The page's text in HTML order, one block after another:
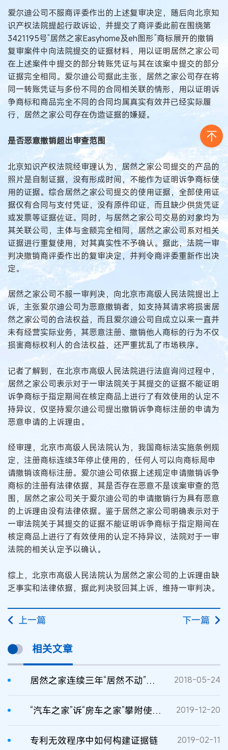
爱尔迪公司不服商评委作出的上述复审决定，随后向北京知
识产权法院提起行政诉讼，并提交了商评委此前在围绕第
3421195号“居然之家Easyhome及eh图形”商标展开的撤销
复审案件中向法院提交的证据材料，用以证明居然之家公司
在上述案件中提交的部分转账凭证与其在该案中提交的部分
证据完全相同。爱尔迪公司据此主张，居然之家公司存在将
同一转账凭证与多份不同的合同相关联的情形，用以证明诉
争商标和商品完全不同的合同均属真实有效并已经实际履
行，居然之家公司存在伪造证据的嫌疑。
是否恶意撤销超出审查范围
北京知识产权法院经审理认为，居然之家公司提交的产品的
照片是自制证据，没有形成时间，不能作为证明诉争商标使
用的证据。综合居然之家公司提交的使用证据，全部使用证
据仅有合同与支付凭证，没有原件印证，而且缺少供货凭证
或发票等证据佐证。同时，与居然之家公司交易的对象均为
其关联公司，主体与金额完全相同，居然之家公司系对相关
证据进行重复使用，对其真实性不予确认。据此，法院一审
判决撤销商评委作出的复审决定，并判令商评委重新作出决
定。
居然之家公司不服一审判决，向北京市高级人民法院提出上
诉，主张爱尔迪公司为恶意撤销者，如支持其请求将损害居
然之家公司的合法权益，而且爱尔迪公司自成立以来一直并
未有经营实际业务，其恶意注册、撤销他人商标的行为不仅
损害商标权利人的合法权益，还严重扰乱了市场秩序。
记者了解到，在北京市高级人民法院进行法庭询问过程中，
居然之家公司表示对于一审法院关于其提交的证据不能证明
诉争商标于指定期间在核定商品上进行了有效使用的认定不
持异议，仅坚持爱尔迪公司提出撤销诉争商标注册的申请为
恶意申请的上诉理由。
经审理，北京市高级人民法院认为，我国商标法实施条例规
定，注册商标连续3年停止使用的，任何人可以向商标局申
请撤销该商标注册。爱尔迪公司依据上述规定申请撤销诉争
商标的注册有法律依据，其是否存在恶意不是该案审查的范
围，居然之家公司关于爱尔迪公司的申请撤销行为具有恶意
的上诉理由没有法律依据。鉴于居然之家公司明确表示对于
一审法院关于其提交的证据不能证明诉争商标于指定期间在
核定商品上进行了有效使用的认定不持异议，法院对于一审
法院的相关认定予以确认。
综上，北京市高级人民法院认为居然之家公司的上诉理由缺
乏事实和法律依据，据此判决驳回其上诉，维持一审判决。
上一篇 下一篇
相关文章
居然之家连续三年“居然不动”被撤销 2018-05-24
“汽车之家”诉“房车之家”攀附使用近似商标，索赔500万元 2019-12-20
专利无效程序中如何构建证据链 2019-02-11